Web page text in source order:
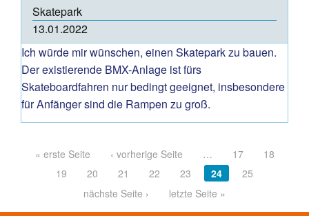
Skatepark
13.01.2022
Ich würde mir wünschen, einen Skatepark zu bauen.
Der existierende BMX-Anlage ist fürs
Skateboardfahren nur bedingt geeignet, insbesondere
für Anfänger sind die Rampen zu groß.
Pages
« erste Seite ‹ vorherige Seite … 17
18
19
20 21 22 23 24
25
nächste Seite ›
letzte Seite »